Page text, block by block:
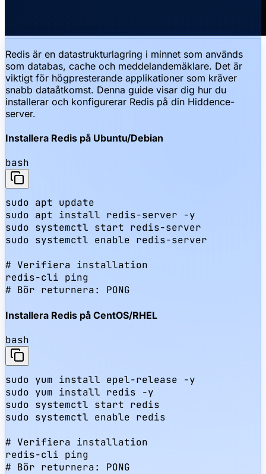
Redis är en datastrukturlagring i minnet som används
som databas, cache och meddelandemäklare. Det är
viktigt för högpresterande applikationer som kräver
snabb dataåtkomst. Denna guide visar dig hur du
installerar och konfigurerar Redis på din Hiddence-
server.
Installera Redis på Ubuntu/Debian
bash
sudo apt update
sudo apt install redis-server -y
sudo systemctl start redis-server
sudo systemctl enable redis-server
# Verifiera installation
redis-cli ping
# Bör returnera: PONG
Installera Redis på CentOS/RHEL
bash
sudo yum install epel-release -y
sudo yum install redis -y
sudo systemctl start redis
sudo systemctl enable redis
# Verifiera installation
redis-cli ping
# Bör returnera: PONG